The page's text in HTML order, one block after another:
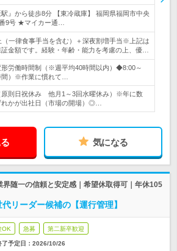
』から徒歩8分 【東冷蔵庫】 福岡県福岡市中央
9号 ★マイカー通…
（一律食事手当を含む）＋深夜割増手当※上記は
金額です。経験・年齢・能力を考慮の上、優…
形労働時間制（※週平均40時間以内）◆8:00～
間）※作業に慣れて…
則日祝休み 他月1～3回水曜休み）※年に数
かが出社日（市場の開場）◎…
気になる
界随一の信頼と安定感｜希望休取得可｜年休105
リーダー候補の【運行管理】
OK 急募 第二新卒歓迎
了予定日： 2026/10/26